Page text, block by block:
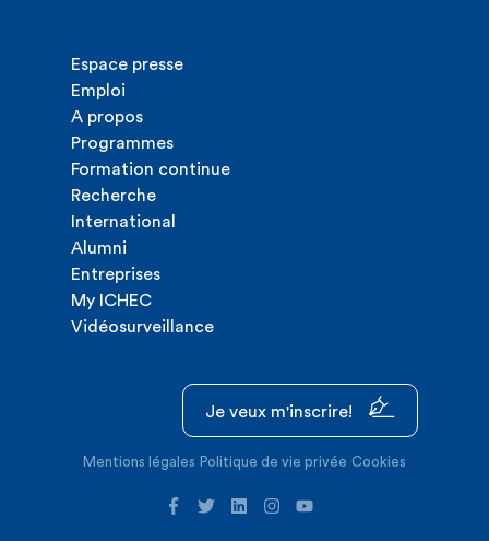
Espace presse
Emploi
A propos
Programmes
Formation continue
Recherche
International
Alumni
Entreprises
My ICHEC
Vidéosurveillance
Je veux m'inscrire!
Mentions légales Politique de vie privée Cookies